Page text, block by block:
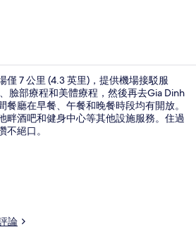
僅 7 公里 (4.3 英里)，提供機場接駁服
臉部療程和美體療程，然後再去Gia Dinh
廳在早餐、午餐和晚餐時段均有開放。
畔酒吧和健身中心等其他設施服務。住過
絕口。
論